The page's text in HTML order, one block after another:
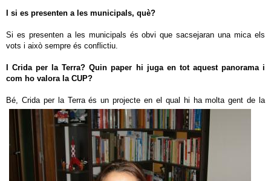
I si es presenten a les municipals, què?
Si es presenten a les municipals és obvi que sacsejaran una mica els
vots i això sempre és conflictiu.
I Crida per la Terra? Quin paper hi juga en tot aquest panorama i
com ho valora la CUP?
Bé, Crida per la Terra és un projecte en el qual hi ha molta gent de la